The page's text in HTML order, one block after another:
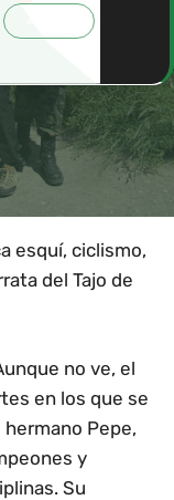
esquí, ciclismo,
del Tajo de
no ve, el
en los que se
Pepe,
y
Su